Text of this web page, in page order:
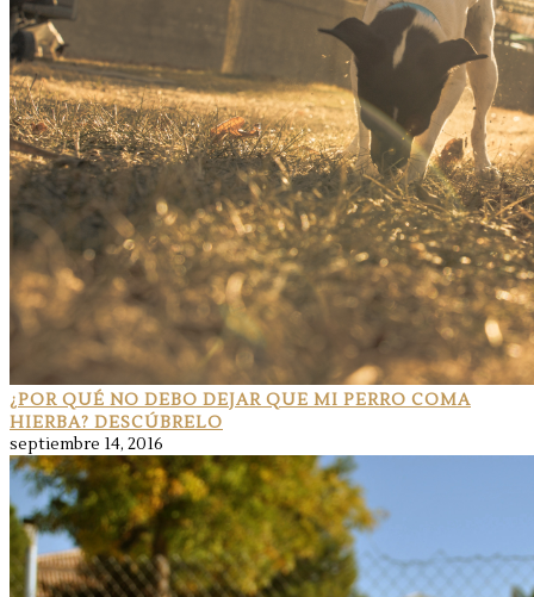
¿POR QUÉ NO DEBO DEJAR QUE MI PERRO COMA
HIERBA? DESCÚBRELO
septiembre 14, 2016